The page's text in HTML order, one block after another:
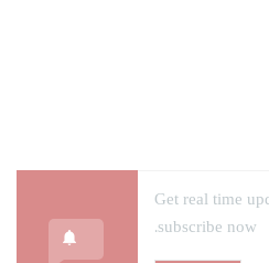
Get real time
subscribe now.